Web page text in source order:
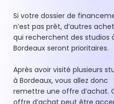
Si votre dossier de
n’est pas prêt, d’autres
qui recherchent des studios
Bordeaux seront prioritaires.
Après avoir visité plusieurs
à Bordeaux, vous allez donc
remettre une offre d’achat.